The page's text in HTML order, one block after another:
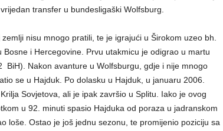
transfer u bundesligaški Wolfsburg.
nisu mnogo pratili, te je igrajući u Širokom uzeo bh.
i Hercegovine. Prvu utakmicu je odigrao u martu
Nakon avanture u Wolfsburgu, gdje i nije mnogo
se u Hajduk. Po dolasku u Hajduk, u januaru 2006.
Sovjetova, ali je ipak završio u Splitu. Iako je ovog
u 92. minuti spasio Hajduka od poraza u jadranskom
loše. Ostao je još jednu sezonu, te promijenio poziciju sa